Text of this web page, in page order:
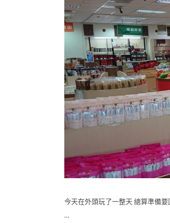
今天在外頭玩了一整天 總算準備
…